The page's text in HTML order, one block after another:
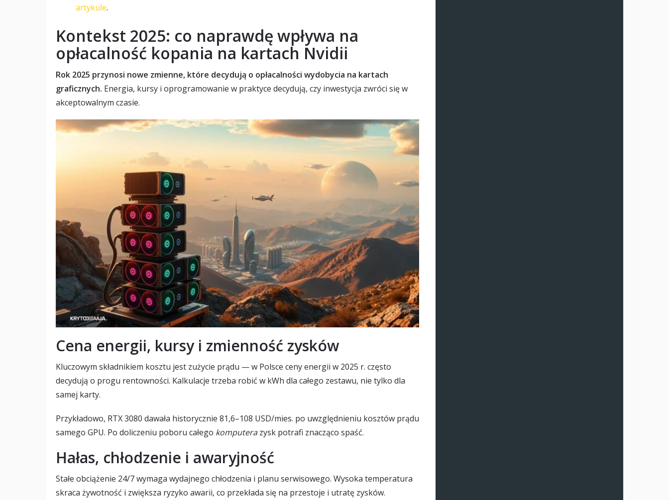
artykule.
Kontekst 2025: co naprawdę wpływa na
opłacalność kopania na kartach Nvidii
Rok 2025 przynosi nowe zmienne, które decydują o opłacalności wydobycia na kartach
graficznych. Energia, kursy i oprogramowanie w praktyce decydują, czy inwestycja zwróci się w
akceptowalnym czasie.
Cena energii, kursy i zmienność zysków
Kluczowym składnikiem kosztu jest zużycie prądu — w Polsce ceny energii w 2025 r. często
decydują o progu rentowności. Kalkulacje trzeba robić w kWh dla całego zestawu, nie tylko dla
samej karty.
Przykładowo, RTX 3080 dawała historycznie 81,6–108 USD/mies. po uwzględnieniu kosztów prądu
samego GPU. Po doliczeniu poboru całego komputerazysk potrafi znacząco spaść.
Hałas, chłodzenie i awaryjność
Stałe obciążenie 24/7 wymaga wydajnego chłodzenia i planu serwisowego. Wysoka temperatura
skraca żywotność i zwiększa ryzyko awarii, co przekłada się na przestoje i utratę zysków.